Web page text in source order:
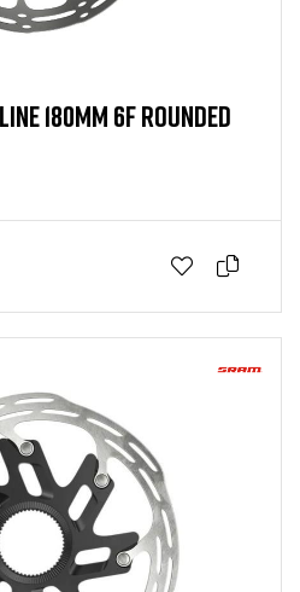
180MM 6F ROUNDED